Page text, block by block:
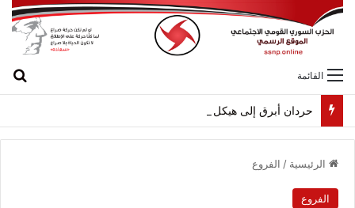
القائمة
حردان أبرق إلى هيكل مهنئاً بمناسبة عيد الجيش
الرئيسية / الفروع
الفروع